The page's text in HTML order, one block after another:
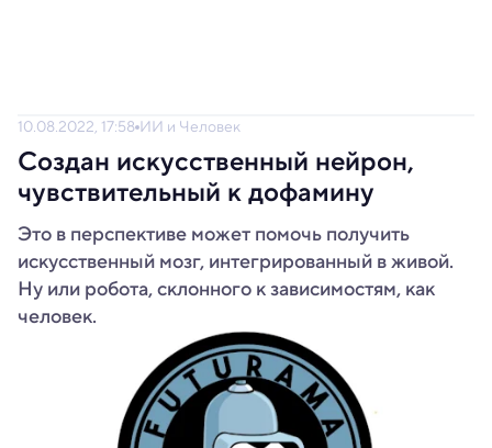
10.08.2022, 17:58 ИИ и Человек
Создан искусственный нейрон,
чувствительный к дофамину
Это в перспективе может помочь получить
искусственный мозг, интегрированный в живой.
Ну или робота, склонного к зависимостям, как
человек.